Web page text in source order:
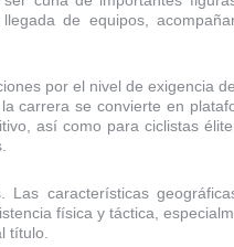
de equipos,
por el nivel de exigencia
carrera se convierte en
así como para ciclistas
características
física y táctica,
título.